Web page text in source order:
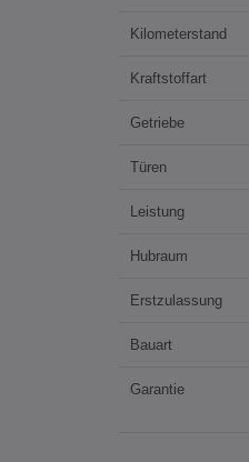
Kilometerstand
Kraftstoffart
Getriebe
Türen
Leistung
Hubraum
Erstzulassung
Bauart
Garantie